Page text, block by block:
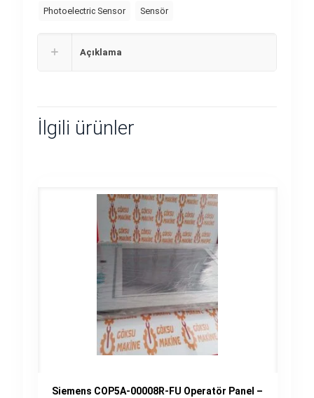
Photoelectric Sensor Sensör
Açıklama
İlgili ürünler
Siemens COP5A-00008R-FU Operatör Panel –